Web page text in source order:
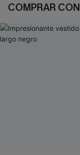
COMPRAR CON